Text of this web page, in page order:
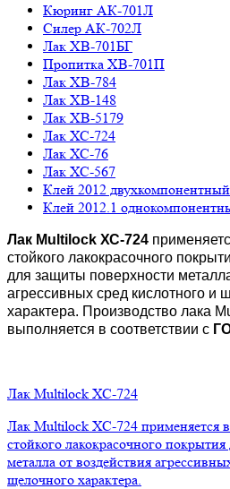
Кюринг АК-701Л
Силер АК-702Л
Лак ХВ-701БГ
Пропитка ХВ-701П
Лак ХВ-784
Лак ХВ-148
Лак ХВ-5179
Лак ХС-724
Лак ХС-76
Лак ХС-567
Клей 2012 двухкомпонентный
Клей 2012.1
Лак Multilock ХС-724
стойкого лакокрасочного
для защиты поверхности
агрессивных сред кислотного и
характера. Производство лака
выполняется в соответствии с
Лак Multilock ХС-724
Лак Multilock ХС-724 применяется
стойкого лакокрасочного
металла от воздействия
щелочного характера.